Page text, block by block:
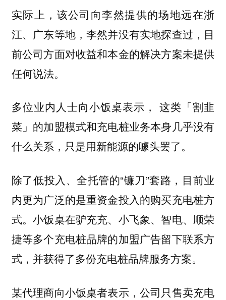
实际上，该公司向李然提供的场地远在浙
江、广东等地，李然并没有实地探查过，目
前公司方面对收益和本金的解决方案未提供
任何说法。
多位业内人士向小饭桌表示，这类「割韭
菜」的加盟模式和充电桩业务本身几乎没有
什么关系，只是用新能源的噱头罢了。
除了低投入、全托管的“镰刀”套路，目前业
内更为广泛的是重资金投入的购买充电桩方
式。小饭桌在驴充充、小飞象、智电、顺荣
捷等多个充电桩品牌的加盟广告留下联系方
式，并获得了多份充电桩品牌服务方案。
某代理商向小饭桌者表示，公司只售卖充电